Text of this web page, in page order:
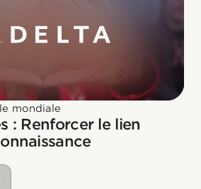
mondiale
: Renforcer le lien